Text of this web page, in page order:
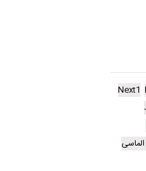
Next1